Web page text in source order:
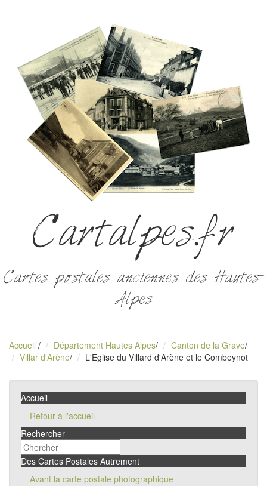
Cartalpes.fr
Cartes postales anciennes des Hautes-
Alpes
Accueil / Département Hautes Alpes/ Canton de la Grave/
Villar d'Arène/ L'Eglise du Villard d'Arène et le Combeynot
Accueil
Retour à l'accueil
Rechercher
Des Cartes Postales Autrement
Avant la carte postale photographique